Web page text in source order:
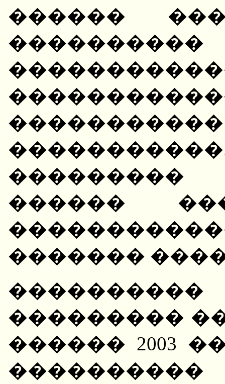
������
������
�������
���������
������ 2003